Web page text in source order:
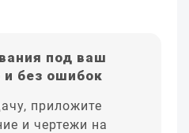
под ваш
без ошибок
приложите
и чертежи на